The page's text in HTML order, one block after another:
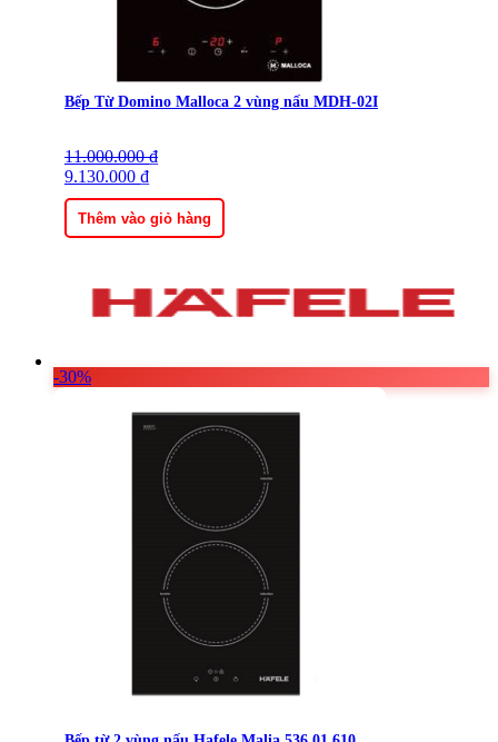
Bếp Từ Domino Malloca 2 vùng nấu MDH-02I
11.000.000₫
Giá
gốc
là:
11.000.000 ₫.
9.130.000 ₫
Giá
hiện
tại
là:
9.130.000 ₫.
Thêm vào giỏ hàng
-30%